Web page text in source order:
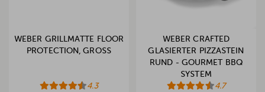
WEBER GRILLMATTE FLOOR
PROTECTION, GROSS
4.3
WEBER CRAFTED
GLASIERTER PIZZASTEIN
RUND - GOURMET BBQ
SYSTEM
4.7